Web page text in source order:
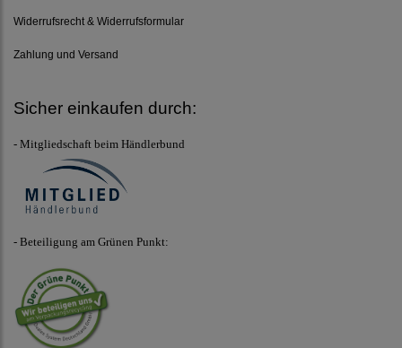
Widerrufsrecht & Widerrufsformular
Zahlung und Versand
Sicher einkaufen durch:
- Mitgliedschaft beim Händlerbund
- Beteiligung am Grünen Punkt: